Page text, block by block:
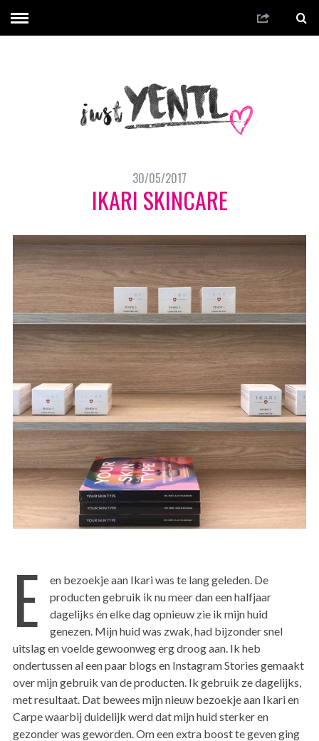
30/05/2017
IKARI SKINCARE
E
en bezoekje aan Ikari was te lang geleden. De
producten gebruik ik nu meer dan een halfjaar
dagelijks én elke dag opnieuw zie ik mijn huid
genezen. Mijn huid was zwak, had bijzonder snel
uitslag en voelde gewoonweg erg droog aan. Ik heb
ondertussen al een paar blogs en Instagram Stories gemaakt
over mijn gebruik van de producten. Ik gebruik ze dagelijks,
met resultaat. Dat bewees mijn nieuw bezoekje aan Ikari en
Carpe waarbij duidelijk werd dat mijn huid sterker en
gezonder was geworden. Om een extra boost te geven ging